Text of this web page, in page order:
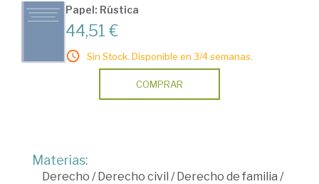
Papel: Rústica
44,51 €
Sin Stock. Disponible en 3/4 semanas.
COMPRAR
Materias:
Derecho /Derecho civil /Derecho de familia /